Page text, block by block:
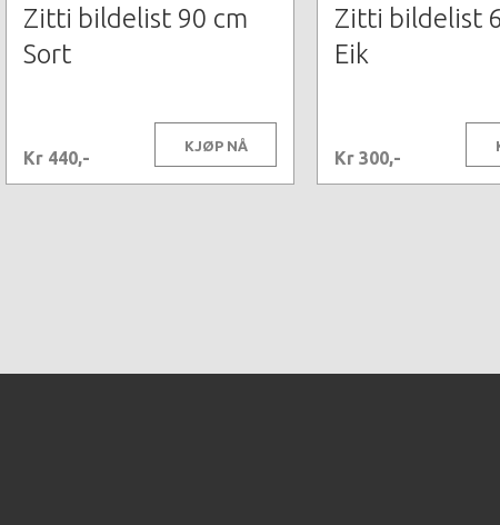
Zitti bildelist 90 cm
Sort
Kr 440,-
KJØP NÅ
Zitti bildelist
Eik
Kr 300,-